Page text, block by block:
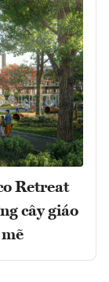
Retreat
cây giáo